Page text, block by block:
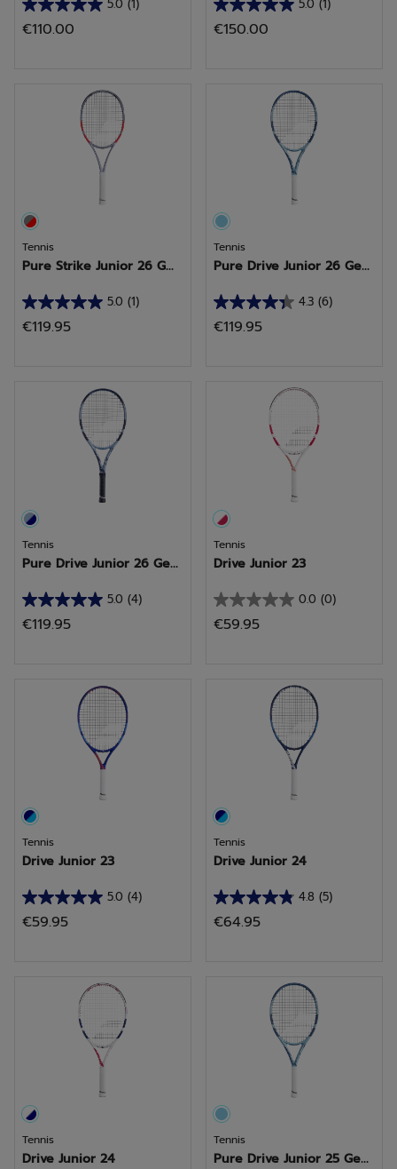
5.0 (1)
5.0
van
beoordeling
€110.00
5.0 (1)
5.0
van
beoordeling
€150.00
Tennis
Pure Strike Junior 26 G...
5.0 (1)
5.0
van
beoordeling
€119.95
Tennis
Pure Drive Junior 26 Ge...
4.3 (6)
4.3
van
beoordelingen
€119.95
Tennis
Pure Drive Junior 26 Ge...
5.0 (4)
5.0
van
beoordelingen
€119.95
Tennis
Drive Junior 23
0.0 (0)
0.0
van
€59.95
Tennis
Drive Junior 23
5.0 (4)
5.0
van
beoordelingen
€59.95
Tennis
Drive Junior 24
4.8 (5)
4.8
van
beoordelingen
€64.95
Tennis
Drive Junior 24
Tennis
Pure Drive Junior 25 Ge...